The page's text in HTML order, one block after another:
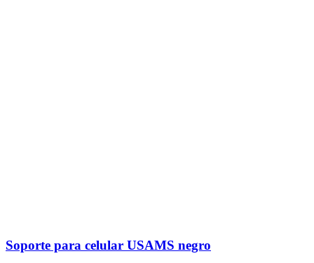
Soporte para celular USAMS negro